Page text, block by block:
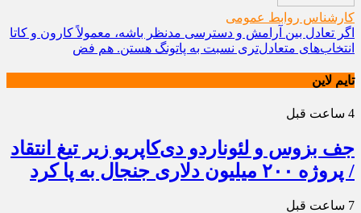
کارشناس روابط عمومی
اگر تعادل بین آرامش و دسترسی مدنظر باشه، معمولاً کارون و کاتا
انتخاب‌های متعادل‌تری نسبت به پاتونگ هستن. هم فض
تایم لاین
4 ساعت قبل
جف بزوس و لئوناردو دی‌کاپریو زیر تیغ انتقاد
/ پروژه ۲۰۰ میلیون دلاری جنجال به پا کرد
7 ساعت قبل